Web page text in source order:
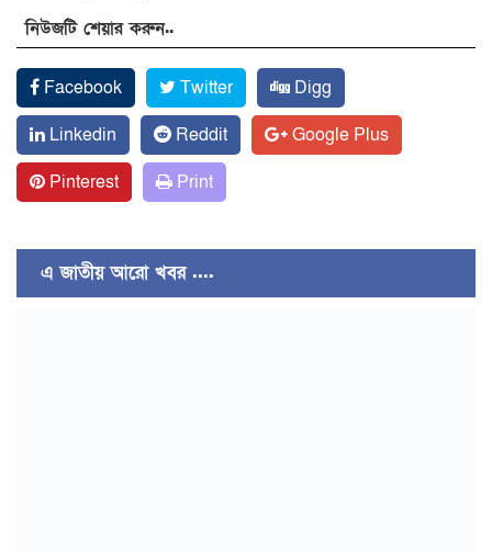
নিউজটি শেয়ার করুন..
Facebook Twitter
Digg
Linkedin
Reddit
Google Plus
Pinterest
Print
এ জাতীয় আরো খবর ....